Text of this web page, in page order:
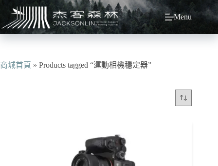
主
容
Menu
商城首頁 » Products tagged “運動相機穩定器”